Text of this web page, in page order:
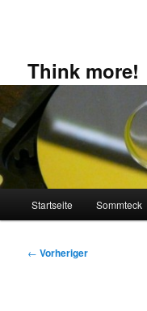
Think more!
Startseite Sommteck
Beitragsnavigation
← Vorheriger